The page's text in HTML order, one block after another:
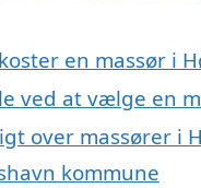
en massør i
ved at vælge en
over massører i
kommune